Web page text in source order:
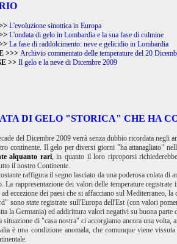
L'evoluzione sinottica in Europa
L'ondata di gelo in Lombardia e la sua fase di culmine
La fase di raddolcimento: neve e gelicidio in Lombardia
>>> Archivio commentato delle temperature del 20
>> Il gelo e la neve di Dicembre 2009
DI GELO "STORICA" CHE HA
del Dicembre 2009 verrà senza dubbio ricordata
continente. Il gelo per diversi giorni "ha attanagliato"
alquanto rari, in quanto il loro riproporsi richiederebbe
il nostro Continente.
raffigura il segno lasciato da una poderosa colata
La rappresentazione dei valori delle temperature
eccezione dei paesi che si affacciano sul Mediterraneo,
sono state registrate sull'Europa dell'Est (con valori
la Germania) ed addirittura valori negativi su buona
situazione di "casa nostra" ci accorgiamo ancora una
è una condizione anomala, che comunque viene